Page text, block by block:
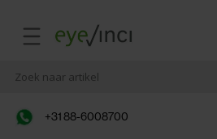
+31 88-6008700